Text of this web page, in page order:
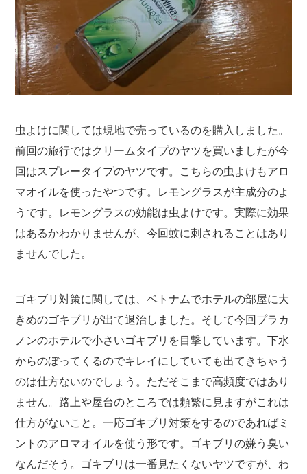
虫よけに関しては現地で売っているのを購入しました。
前回の旅行ではクリームタイプのヤツを買いましたが今
回はスプレータイプのヤツです。こちらの虫よけもアロ
マオイルを使ったやつです。レモングラスが主成分のよ
うです。レモングラスの効能は虫よけです。実際に効果
はあるかわかりませんが、今回蚊に刺されることはあり
ませんでした。
ゴキブリ対策に関しては、ベトナムでホテルの部屋に大
きめのゴキブリが出て退治しました。そして今回プラカ
ノンのホテルで小さいゴキブリを目撃しています。下水
からのぼってくるのでキレイにしていても出てきちゃう
のは仕方ないのでしょう。ただそこまで高頻度ではあり
ません。路上や屋台のところでは頻繁に見ますがこれは
仕方がないこと。一応ゴキブリ対策をするのであればミ
ントのアロマオイルを使う形です。ゴキブリの嫌う臭い
なんだそう。ゴキブリは一番見たくないヤツですが、わ